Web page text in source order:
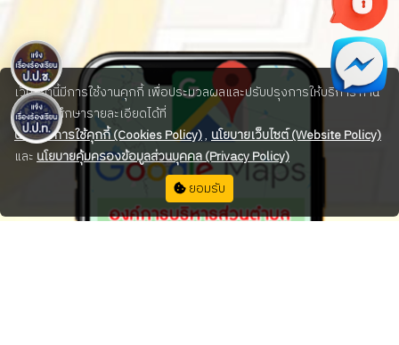
เว็บไซต์นี้มีการใช้งานคุกกี้ เพื่อประมวลผลและปรับปรุงการให้บริการ ท่าน
สามารถศึกษารายละเอียดได้ที่
นโยบายการใช้คุกกี้ (Cookies Policy), นโยบายเว็บไซต์ (Website Policy)
และนโยบายคุ้มครองข้อมูลส่วนบุคคล (Privacy Policy)
ยอมรับ